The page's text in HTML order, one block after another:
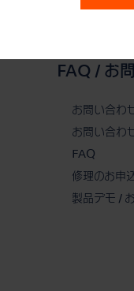
FAQ / お
お問い合わ
お問い合わ
FAQ
修理のお申
製品デモ /